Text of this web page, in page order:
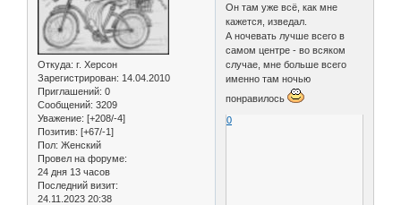
Откуда: г. Херсон
Зарегистрирован: 14.04.2010
Приглашений: 0
Сообщений: 3209
Уважение: [+208/-4]
Позитив: [+67/-1]
Пол: Женский
Провел на форуме:
24 дня 13 часов
Последний визит:
24.11.2023 20:38
Он там уже всё, как мне
кажется, изведал.
А ночевать лучше всего в
самом центре - во всяком
случае, мне больше всего
именно там ночью
понравилось
0